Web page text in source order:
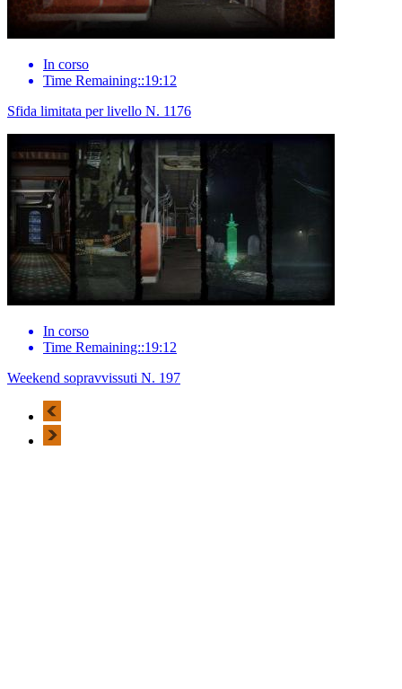
In corso
Time Remaining::19:12
Sfida limitata per livello N. 1176
In corso
Time Remaining::19:12
Weekend sopravvissuti N. 197